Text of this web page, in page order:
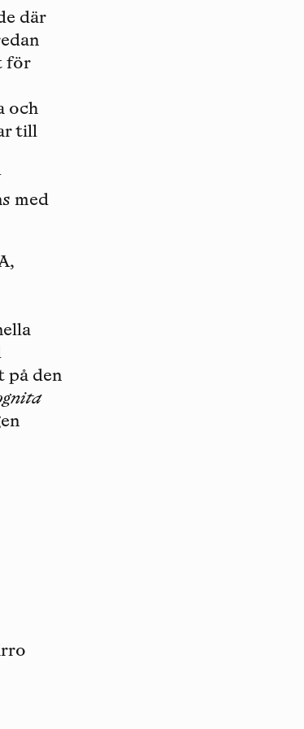
där
för
och
till
med
på den